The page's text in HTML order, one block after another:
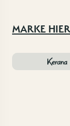
MARKE